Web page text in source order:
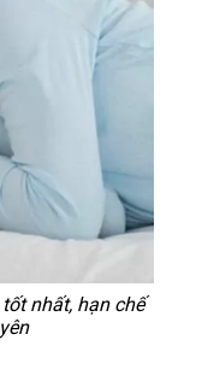
nhất, hạn chế